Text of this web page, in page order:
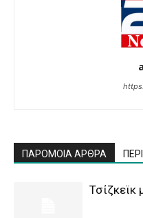
ΠΑΡΟΜΟΙΑ ΑΡΘΡΑ
Τσίζκεϊκ